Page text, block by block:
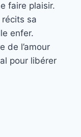
faire plaisir.
sa
enfer.
de l’amour
pour libérer